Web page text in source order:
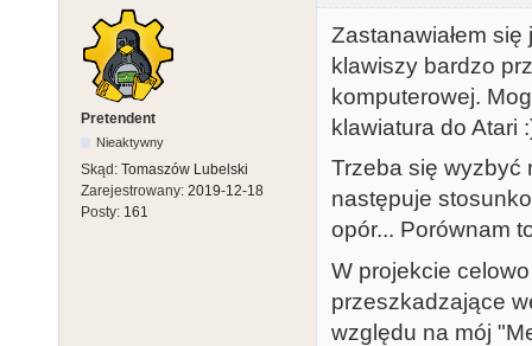
Pretendent
Nieaktywny
Skąd: Tomaszów Lubelski
Zarejestrowany: 2019-12-18
Posty: 161
Zastanawiałem
klawiszy bardzo
komputerowej.
klawiatura do Atari
Trzeba się wyzbyć
następuje
opór... Porównam
W projekcie
przeszkadzające
względu na mój